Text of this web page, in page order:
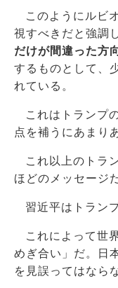
このようにルビ
視すべきだと強調
だけが間違った方
するものとして、
れている。
これはトランプ
点を補うにあまり
これ以上のトラ
ほどのメッセージだ
習近平はトラン
これによって世
めぎ合い」だ。日
を見誤ってはなら